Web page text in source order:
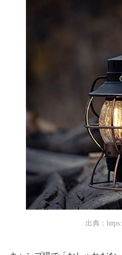
出典：